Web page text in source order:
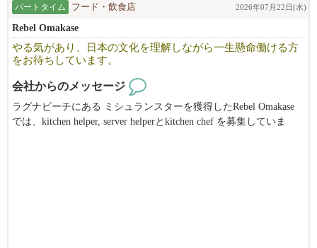
パートタイム フード・飲食店 2026年07月22日(水)
Rebel Omakase
やる気があり、日本の文化を理解しながら一生懸命働ける方
をお待ちしています。
会社からのメッセージ
ラグナビーチにある ミシュランスターを獲得したRebel Omakase
では、kitchen helper, server helperとkitchen chef を募集していま